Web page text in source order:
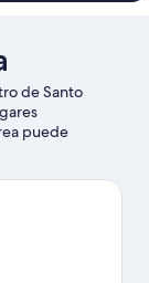
de Santo
puede
¿Quieres
Vito - Gigi